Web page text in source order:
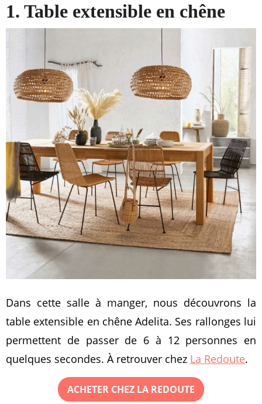
1. Table extensible en chêne
Dans cette salle à manger, nous découvrons la
table extensible en chêne Adelita. Ses rallonges lui
permettent de passer de 6 à 12 personnes en
quelques secondes. À retrouver chez La Redoute.
ACHETER CHEZ LA REDOUTE